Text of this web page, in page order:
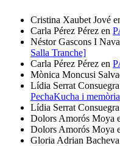
Cristina Xaubet Jové
Carla Pérez Pérez en
Néstor Gascons I
Salla Tranche]
Carla Pérez Pérez en
Mònica Moncusi
Lídia Serrat Consuegra
PechaKucha i memòria
Lídia Serrat Consuegra
Dolors Amorós Moya
Dolors Amorós Moya
Gloria Adrian Bacheva